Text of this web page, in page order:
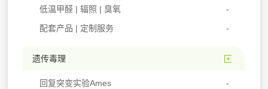
低温甲醛 | 辐照 | 臭氧
配套产品 | 定制服务
遗传毒理
回复突变实验Ames